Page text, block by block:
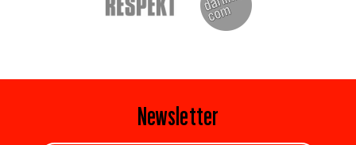
Newsletter